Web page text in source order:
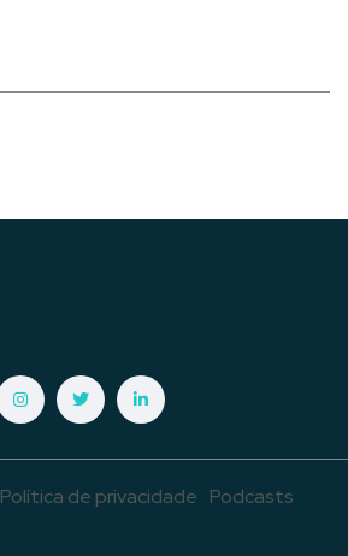
Política de privacidade Podcasts